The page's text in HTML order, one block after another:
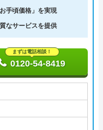
手頃価格」を実現
なサービスを提供
まずは電話相談！
0120-54-8419